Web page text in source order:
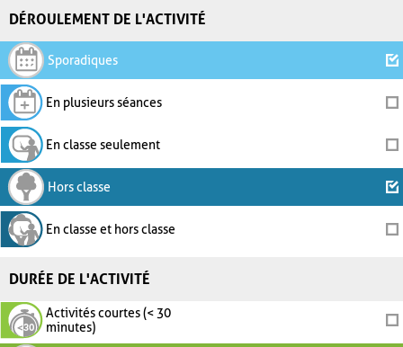
DÉROULEMENT DE L'ACTIVITÉ
Sporadiques
En plusieurs séances
En classe seulement
Hors classe
En classe et hors classe
DURÉE DE L'ACTIVITÉ
Activités courtes (< 30
minutes)